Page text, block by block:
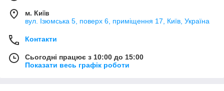
м. Київ
вул. Ізюмська 5, поверх 6, приміщення 17, Київ, Україна
Контакти
Сьогодні працює з 10:00 до 15:00
Показати весь графік роботи